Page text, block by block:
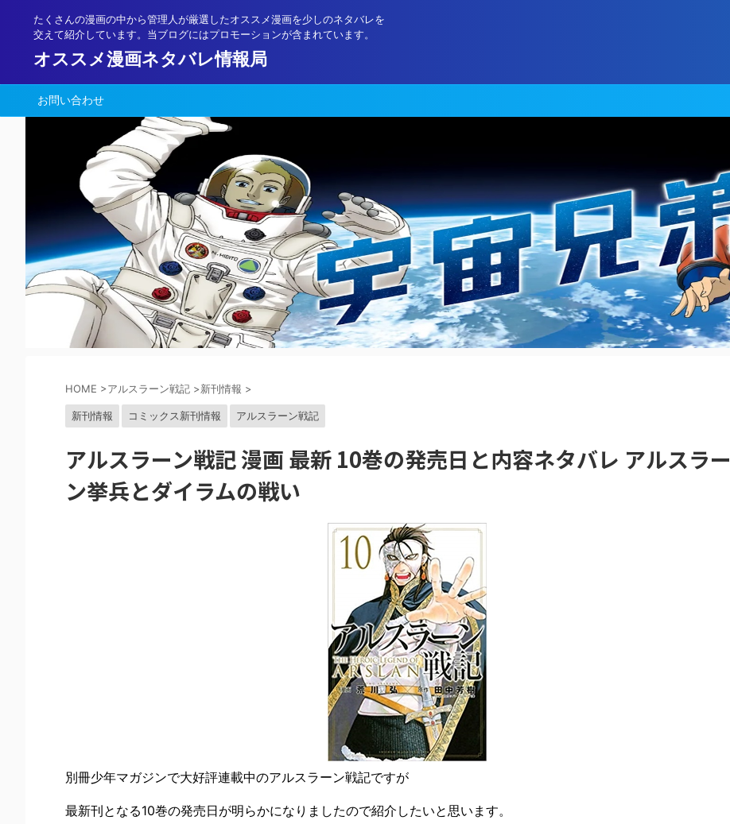
たくさんの漫画の中から管理人が厳選したオススメ漫画を少しのネタバレを
交えて紹介しています。当ブログにはプロモーションが含まれています。
オススメ漫画ネタバレ情報局
お問い合わせ
HOME >アルスラーン戦記 >新刊情報 >
新刊情報 コミックス新刊情報 アルスラーン戦記
アルスラーン戦記 漫画 最新 10巻の発売日と内容ネタバレ アルスラー
ン挙兵とダイラムの戦い
別冊少年マガジンで大好評連載中のアルスラーン戦記ですが
最新刊となる10巻の発売日が明らかになりましたので紹介したいと思います。